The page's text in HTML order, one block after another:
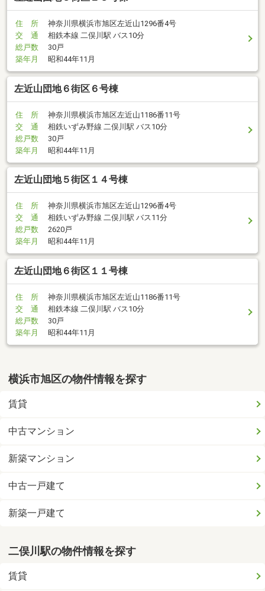
住 所
神奈川県横浜市旭区左近山1296番4号
交 通
相鉄本線 二俣川駅 バス10分
総戸数
30戸
築年月
昭和44年11月
左近山団地６街区６号棟
住 所
神奈川県横浜市旭区左近山1186番11号
交 通
相鉄いずみ野線 二俣川駅 バス10分
総戸数
30戸
築年月
昭和44年11月
左近山団地５街区１４号棟
住 所
神奈川県横浜市旭区左近山1296番4号
交 通
相鉄いずみ野線 二俣川駅 バス11分
総戸数
2620戸
築年月
昭和44年11月
左近山団地６街区１１号棟
住 所
神奈川県横浜市旭区左近山1186番11号
交 通
相鉄本線 二俣川駅 バス10分
総戸数
30戸
築年月
昭和44年11月
横浜市旭区の物件情報を探す
賃貸
中古マンション
新築マンション
中古一戸建て
新築一戸建て
二俣川駅の物件情報を探す
賃貸